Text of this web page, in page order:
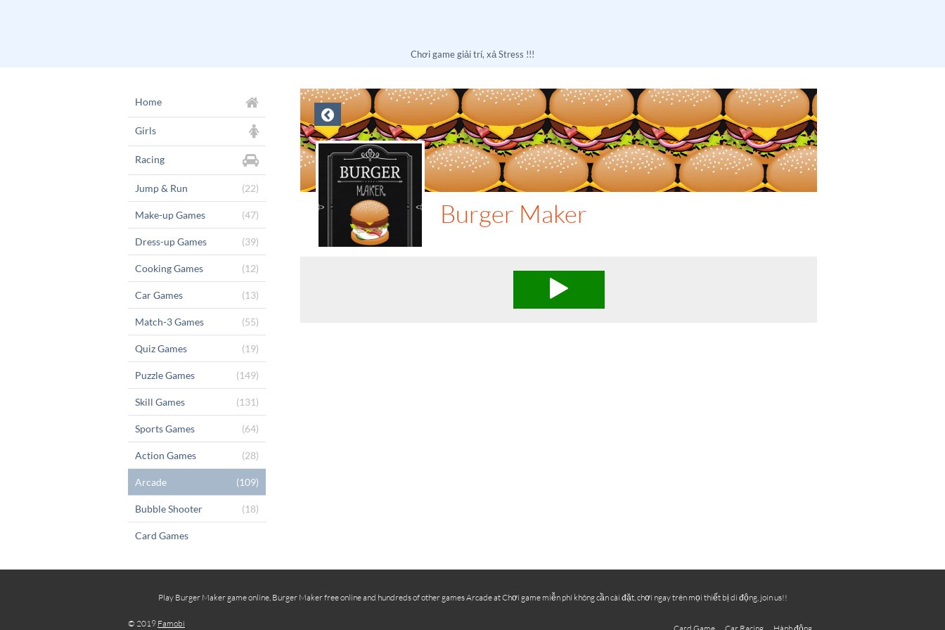
Chơi game giải trí, xả Stress !!!
Home
Girls
Racing
(22)
Jump & Run
(47)
Make-up Games
(39)
Dress-up Games
(12)
Cooking Games
(13)
Car Games
(55)
Match-3 Games
(19)
Quiz Games
(149)
Puzzle Games
(131)
Skill Games
(64)
Sports Games
(28)
Action Games
(109)
Arcade
(18)
Bubble Shooter
Card Games
Burger Maker
Play Burger Maker game online, Burger Maker free online and hundreds of other games Arcade at Chơi game miễn phí không cần cài đặt, chơi ngay trên mọi thiết bị di động, join us!!
© 2019 Famobi